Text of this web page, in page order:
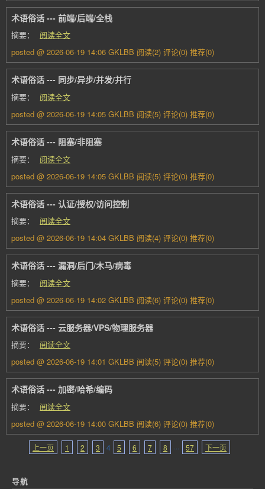
导航
术语俗话 --- 前端/后端/全栈
摘要：
阅读全文
posted @ 2026-06-19 14:06 GKLBB 阅读(2) 评论(0) 推荐(0)
术语俗话 --- 同步/异步/并发/并行
摘要：
阅读全文
posted @ 2026-06-19 14:05 GKLBB 阅读(5) 评论(0) 推荐(0)
术语俗话 --- 阻塞/非阻塞
摘要：
阅读全文
posted @ 2026-06-19 14:05 GKLBB 阅读(5) 评论(0) 推荐(0)
术语俗话 --- 认证/授权/访问控制
摘要：
阅读全文
posted @ 2026-06-19 14:04 GKLBB 阅读(4) 评论(0) 推荐(0)
术语俗话 --- 漏洞/后门/木马/病毒
摘要：
阅读全文
posted @ 2026-06-19 14:02 GKLBB 阅读(6) 评论(0) 推荐(0)
术语俗话 --- 云服务器/VPS/物理服务器
摘要：
阅读全文
posted @ 2026-06-19 14:01 GKLBB 阅读(5) 评论(0) 推荐(0)
术语俗话 --- 加密/哈希/编码
摘要：
阅读全文
posted @ 2026-06-19 14:00 GKLBB 阅读(6) 评论(0) 推荐(0)
上一页 1 2 3 4 5 6 7 8 ··· 57 下一页